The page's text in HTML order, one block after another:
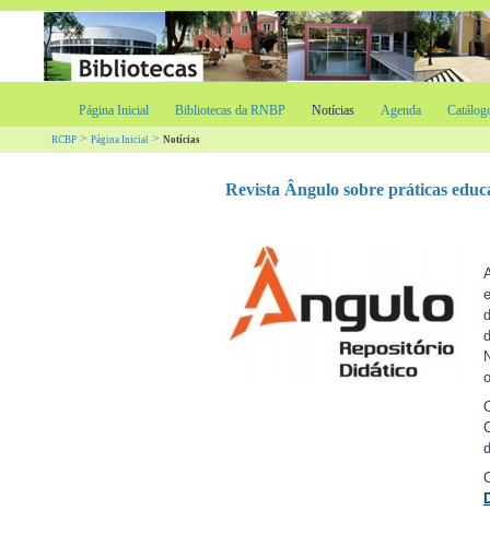
Página Inicial Bibliotecas da RNBP Notícias Agenda
RCBP > Página Inicial > Notícias
Revista Ângulo sobre práticas